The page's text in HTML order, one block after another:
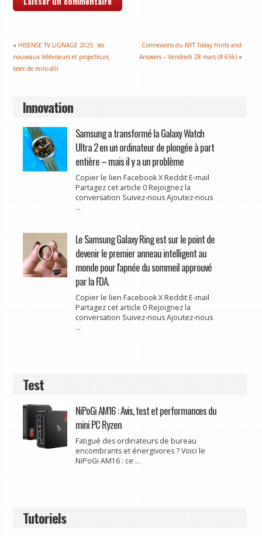
« HISENSE TV LIGNAGE 2025: les
nouveaux téléviseurs et projecteurs
laser de mini-dili
Connexions du NYT Today Hints and
Answers – Vendredi 28 mars (# 656)»
Innovation
Samsung a transformé la Galaxy Watch
Ultra 2 en un ordinateur de plongée à part
entière – mais il y a un problème
Copier le lien Facebook X Reddit E-mail
Partagez cet article 0 Rejoignez la
conversation Suivez-nous Ajoutez-nous
...
Le Samsung Galaxy Ring est sur le point de
devenir le premier anneau intelligent au
monde pour l'apnée du sommeil approuvé
par la FDA.
Copier le lien Facebook X Reddit E-mail
Partagez cet article 0 Rejoignez la
conversation Suivez-nous Ajoutez-nous
...
Test
NiPoGi AM16 : Avis, test et performances du
mini PC Ryzen
Fatigué des ordinateurs de bureau
encombrants et énergivores ? Voici le
NiPoGi AM16 : ce ...
Tutoriels